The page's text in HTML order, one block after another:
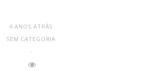
6 ANOS ATRÁS
SEM CATEGORIA
-